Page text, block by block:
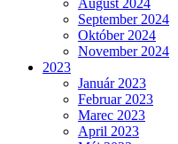
August 2024
September 2024
Október 2024
November 2024
2023
Január 2023
Februar 2023
Marec 2023
April 2023